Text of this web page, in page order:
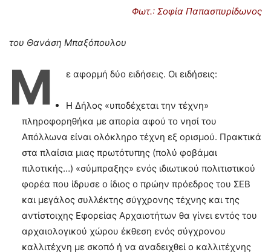
Φωτ.: Σοφία Παπασπυρίδωνος
του Θανάση Μπαξόπουλου
Μ ε αφορμή δύο ειδήσεις. Οι ειδήσεις:
Η Δήλος «υποδέχεται την τέχνη»
πληροφορηθήκα με απορία αφού το νησί του
Απόλλωνα είναι ολόκληρο τέχνη εξ ορισμού. Πρακτικά
στα πλαίσια μιας πρωτότυπης (πολύ φοβάμαι
πιλοτικής…) «σύμπραξης» ενός ιδιωτικού πολιτιστικού
φορέα που ίδρυσε ο ίδιος ο πρώην πρόεδρος του ΣΕΒ
και μεγάλος συλλέκτης σύγχρονης τέχνης και της
αντίστοιχης Εφορείας Αρχαιοτήτων θα γίνει εντός του
αρχαιολογικού χώρου έκθεση ενός σύγχρονου
καλλιτέχνη με σκοπό ή να αναδειχθεί ο καλλιτέχνης